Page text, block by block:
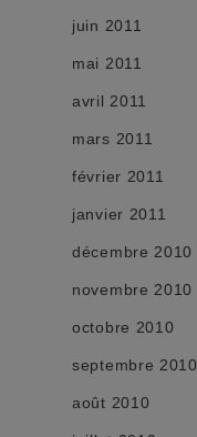
juin 2011
mai 2011
avril 2011
mars 2011
février 2011
janvier 2011
décembre 2010
novembre 2010
octobre 2010
septembre 2010
août 2010